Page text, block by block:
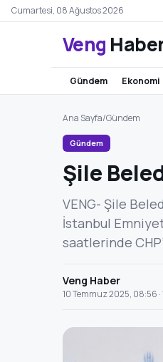
Cumartesi, 08 Ağustos 2026
Veng
gündem ekonomi
Ana Sayfa/Gündem
Gündem
Şile
VENG- Şile
İstanbul
saatlerinde
Veng Haber
10 Temmuz 2025, 08:56